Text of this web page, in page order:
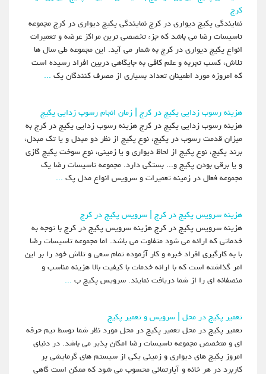
کرج
نمایندگی پکیج دیواری در کرج نمایندگی پکیج دیواری در کرج مجموعه
تاسیسات رضا می باشد که جزء تخصصی ترین مراکز عرضه و تعمیرات
انواع پکیج دیواری در کرج به شمار می آید. این مجموعه طی سال ها
تلاش، کسب تجربه و علم کافی به جایگاهی دربین افراد رسیده است
که امروزه مورد اطمینان تعداد بسیاری از مصرف کنندگان پک...
هزینه رسوب زدایی پکیج در کرج | زمان انجام رسوب زدایی پکیج
هزینه رسوب زدایی پکیج در کرج هزینه رسوب زدایی پکیج در کرج به
میزان قدمت رسوب در پکیج، نوع پکیج از نظر دو مبدل و یا تک مبدل،
برند پکیج، نوع پکیج از لحاظ دیواری و یا زمینی، نوع سوخت پکیج گازی
و یا برقی بودن پکیج و... بستگی دارد. مجموعه تاسیسات رضا یک
مجموعه فعال در زمینه تعمیرات و سرویس انواع مدل پک...
هزینه سرویس پکیج در کرج | سرویس پکیج در کرج
هزینه سرویس پکیج در کرج هزینه سرویس پکیج در کرج با توجه به
خدماتی که ارائه می شود متفاوت می باشد. اما مجموعه تاسیسات رضا
با به کارگیری افراد خبره و کار آزموده تمام سعی و تلاش خود را بر این
امر گذاشته است که با ارائه خدمات با کیفیت بالا هزینه مناسب و
منصفانه ای را از شما دریافت نمایند. سرویس پکیج ب...
تعمیر پکیج در محل | سرویس و تعمیر پکیج
تعمیر پکیج در محل تعمیر پکیج در محل مورد نظر شما توسط تیم حرفه
ای و متخصص مجموعه تاسیسات رضا امکان پذیر می باشد. در دنیای
امروز پکیج های دیواری و زمینی یکی از سیستم های گرمایشی پر
کاربرد در هر خانه و آپارتمانی محسوب می شود که ممکن است گاهی